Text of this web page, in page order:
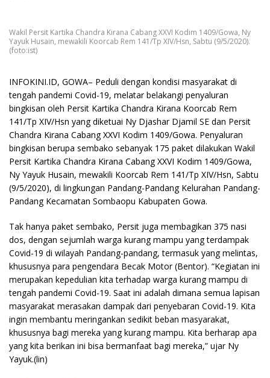
Wakil Persit Kartika Chandra Kirana Cabang XXVI Kodim 1409/Gowa, Ny
Yayuk Husain, mewakili Koorcab Rem 141/Tp XIV/Hsn, Sabtu (9/5/2020).
(foto:ist)
INFOKINI.ID, GOWA– Peduli dengan kondisi masyarakat di
tengah pandemi Covid-19, melatar belakangi penyaluran
bingkisan oleh Persit Kartika Chandra Kirana Koorcab Rem
141/Tp XIV/Hsn yang diketuai Ny Djashar Djamil SE dan Persit
Chandra Kirana Cabang XXVI Kodim 1409/Gowa. Penyaluran
bingkisan berupa sembako sebanyak 175 paket dilakukan Wakil
Persit Kartika Chandra Kirana Cabang XXVI Kodim 1409/Gowa,
Ny Yayuk Husain, mewakili Koorcab Rem 141/Tp XIV/Hsn, Sabtu
(9/5/2020), di lingkungan Pandang-Pandang Kelurahan Pandang-
Pandang Kecamatan Sombaopu Kabupaten Gowa.
Tak hanya paket sembako, Persit juga membagikan 375 nasi
dos, dengan sejumlah warga kurang mampu yang terdampak
Covid-19 di wilayah Pandang-pandang, termasuk yang melintas,
khususnya para pengendara Becak Motor (Bentor). “Kegiatan ini
merupakan kepedulian kita terhadap warga kurang mampu di
tengah pandemi Covid-19. Saat ini adalah dimana semua lapisan
masyarakat merasakan dampak dari penyebaran Covid-19. Kita
ingin membantu meringankan sedikit beban masyarakat,
khususnya bagi mereka yang kurang mampu. Kita berharap apa
yang kita berikan ini bisa bermanfaat bagi mereka,” ujar Ny
Yayuk.(lin)